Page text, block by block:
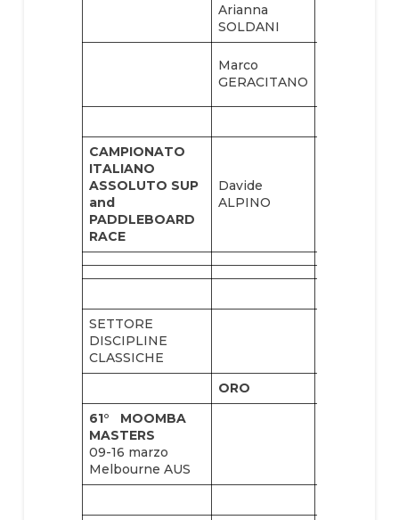
Arianna
SOLDANI
Marco
GERACITANO
CAMPIONATO
ITALIANO
ASSOLUTO SUP
and
PADDLEBOARD
RACE
Davide
ALPINO
SETTORE
DISCIPLINE
CLASSICHE
ORO
61° MOOMBA
MASTERS
09-16 marzo
Melbourne AUS